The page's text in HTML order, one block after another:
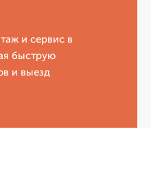
и сервис в
быструю
и выезд